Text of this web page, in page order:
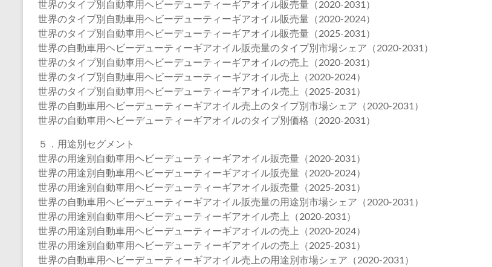
世界のタイプ別自動車用ヘビーデューティーギアオイル販売量（2020-2031）
世界のタイプ別自動車用ヘビーデューティーギアオイル販売量（2020-2024）
世界のタイプ別自動車用ヘビーデューティーギアオイル販売量（2025-2031）
世界の自動車用ヘビーデューティーギアオイル販売量のタイプ別市場シェア（2020-2031）
世界のタイプ別自動車用ヘビーデューティーギアオイルの売上（2020-2031）
世界のタイプ別自動車用ヘビーデューティーギアオイル売上（2020-2024）
世界のタイプ別自動車用ヘビーデューティーギアオイル売上（2025-2031）
世界の自動車用ヘビーデューティーギアオイル売上のタイプ別市場シェア（2020-2031）
世界の自動車用ヘビーデューティーギアオイルのタイプ別価格（2020-2031）
５．用途別セグメント
世界の用途別自動車用ヘビーデューティーギアオイル販売量（2020-2031）
世界の用途別自動車用ヘビーデューティーギアオイル販売量（2020-2024）
世界の用途別自動車用ヘビーデューティーギアオイル販売量（2025-2031）
世界の自動車用ヘビーデューティーギアオイル販売量の用途別市場シェア（2020-2031）
世界の用途別自動車用ヘビーデューティーギアオイル売上（2020-2031）
世界の用途別自動車用ヘビーデューティーギアオイルの売上（2020-2024）
世界の用途別自動車用ヘビーデューティーギアオイルの売上（2025-2031）
世界の自動車用ヘビーデューティーギアオイル売上の用途別市場シェア（2020-2031）